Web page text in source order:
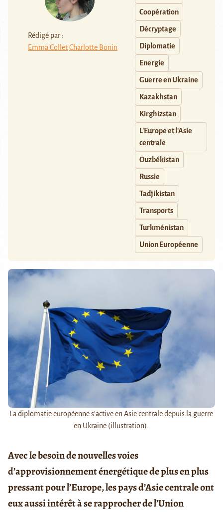
Rédigé par :
Emma ColletCharlotte Bonin
Coopération
Décryptage
Diplomatie
Energie
Guerre en Ukraine
Kazakhstan
Kirghizstan
L'Europe et l'Asie
centrale
Ouzbékistan
Russie
Tadjikistan
Transports
Turkménistan
Union Européenne
La diplomatie européenne s'active en Asie centrale depuis la guerre
en Ukraine (illustration).
Avec le besoin de nouvelles voies
d’approvisionnement énergétique de plus en plus
pressant pour l’Europe, les pays d’Asie centrale ont
eux aussi intérêt à se rapprocher de l’Union